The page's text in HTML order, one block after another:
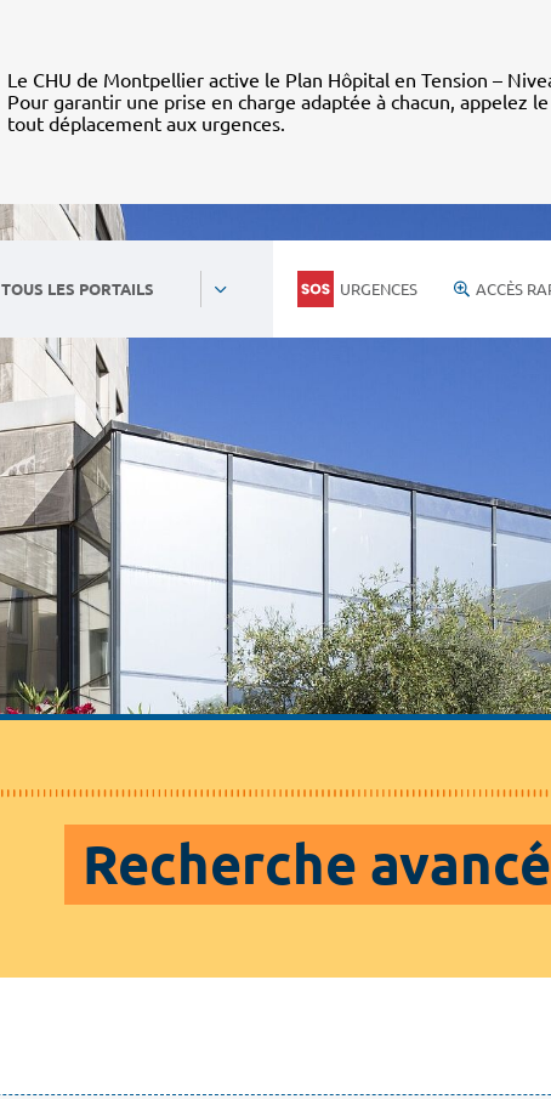
Le CHU de Montpellier active le Plan Hôpital en Tension –
Pour garantir une prise en charge adaptée à chacun, appelez
tout déplacement aux urgences.
TOUS LES PORTAILS URGENCES ACCÈS
Recherche